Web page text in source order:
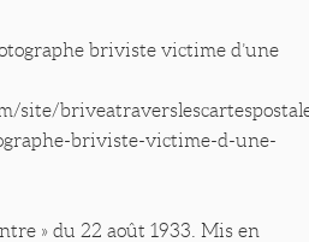
briviste victime d’une
site/
briviste-victime-d-une-
» du 22 août 1933. Mis en